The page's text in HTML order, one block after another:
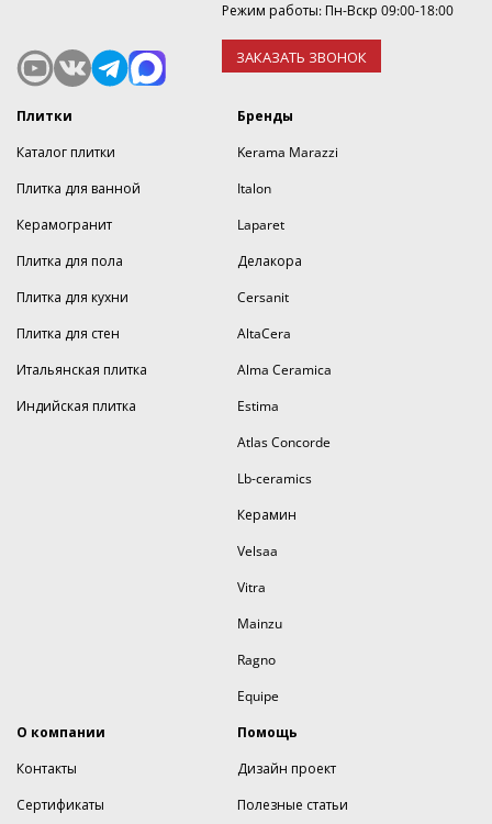
Режим работы: Пн-Вскр 09:00-18:00
ЗАКАЗАТЬ ЗВОНОК
Плитки
Каталог плитки
Плитка для ванной
Керамогранит
Плитка для пола
Плитка для кухни
Плитка для стен
Итальянская плитка
Индийская плитка
Бренды
Kerama Marazzi
Italon
Laparet
Делакора
Cersanit
AltaCera
Alma Ceramica
Estima
Atlas Concorde
Lb-ceramics
Керамин
Velsaa
Vitra
Mainzu
Ragno
Equipe
О компании
Контакты
Сертификаты
Помощь
Дизайн проект
Полезные статьи